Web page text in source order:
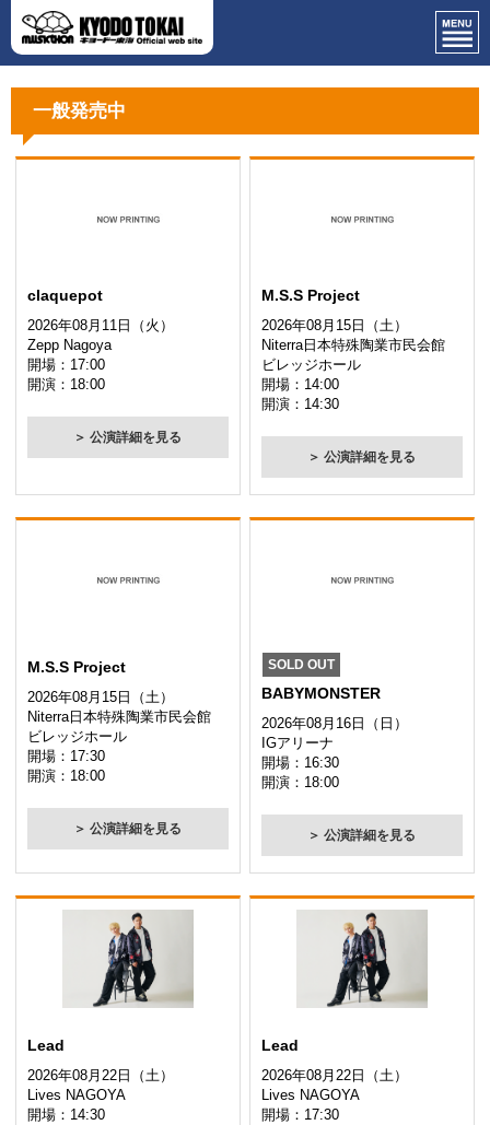
一般発売中
claquepot
2026年08月11日（火）
Zepp Nagoya
開場：17:00
開演：18:00
＞ 公演詳細を見る
M.S.S Project
2026年08月15日（土）
Niterra日本特殊陶業市民会館
ビレッジホール
開場：14:00
開演：14:30
＞ 公演詳細を見る
M.S.S Project
2026年08月15日（土）
Niterra日本特殊陶業市民会館
ビレッジホール
開場：17:30
開演：18:00
＞ 公演詳細を見る
SOLD OUT
BABYMONSTER
2026年08月16日（日）
IGアリーナ
開場：16:30
開演：18:00
＞ 公演詳細を見る
Lead
2026年08月22日（土）
Lives NAGOYA
開場：14:30
Lead
2026年08月22日（土）
Lives NAGOYA
開場：17:30